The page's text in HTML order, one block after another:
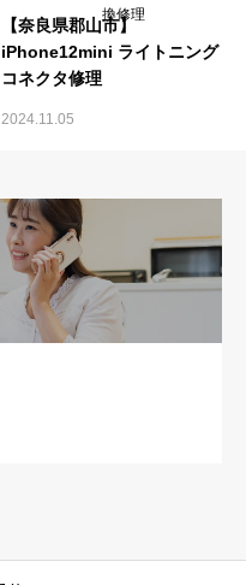
換修理
【奈良県郡山市】
iPhone12mini ライトニング
コネクタ修理
2024.11.05